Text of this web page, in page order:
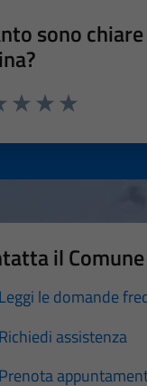
sono
il Comune
Leggi le domande
Richiedi assistenza
Prenota